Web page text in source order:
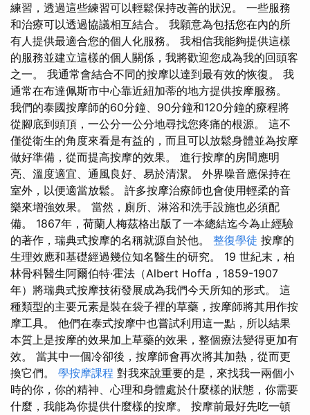
練習，透過這些練習可以輕鬆保持改善的狀況。 一些服務
和治療可以透過協議相互結合。 我願意為包括您在內的所
有人提供最適合您的個人化服務。 我相信我能夠提供這樣
的服務並建立這樣的個人關係，我將歡迎您成為我的回頭客
之一。 我通常會結合不同的按摩以達到最有效的恢復。 我
通常在布達佩斯市中心靠近紐加蒂的地方提供按摩服務。
我們的泰國按摩師的60分鐘、90分鐘和120分鐘的療程將
從腳底到頭頂，一公分一公分地尋找您疼痛的根源。 這不
僅從衛生的角度來看是有益的，而且可以放鬆身體並為按摩
做好準備，從而提高按摩的效果。 進行按摩的房間應明
亮、溫度適宜、通風良好、易於清潔。 外界噪音應保持在
室外，以便適當放鬆。 許多按摩治療師也會使用輕柔的音
樂來增強效果。 當然，廁所、淋浴和洗手設施也必須配
備。 1867年，荷蘭人梅茲格出版了一本總結迄今為止經驗
的著作，瑞典式按摩的名稱就源自於他。 整復學徒 按摩的
生理效應和基礎經過幾位知名醫生的研究。 19 世紀末，柏
林骨科醫生阿爾伯特·霍法（Albert Hoffa，1859-1907
年）將瑞典式按摩技術發展成為我們今天所知的形式。 這
種類型的主要元素是裝在袋子裡的草藥，按摩師將其用作按
摩工具。 他們在泰式按摩中也嘗試利用這一點，所以結果
本質上是按摩的效果加上草藥的效果，整個療法變得更加有
效。 當其中一個冷卻後，按摩師會再次將其加熱，從而更
換它們。 學按摩課程 對我來說重要的是，來找我一兩個小
時的你，你的精神、心理和身體處於什麼樣的狀態，你需要
什麼，我能為你提供什麼樣的按摩。 按摩前最好先吃一頓